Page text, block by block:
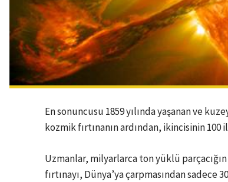
En sonuncusu 1859 yılında yaşanan ve
kozmik fırtınanın ardından, ikincisinin 100
Uzmanlar, milyarlarca ton yüklü
fırtınayı, Dünya’ya çarpmasından